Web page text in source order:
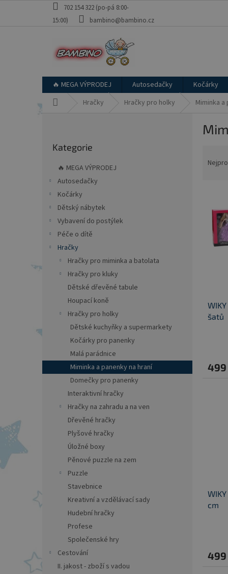
702 154 322 (po-pá 8:00-
15:00)
bambino@bambino.cz
🔥 MEGA VÝPRODEJ Autosedačky Kočárky
Hračky Hračky pro holky Miminka a
kategorie
Kategorie
🔥 MEGA VÝPRODEJ
Autosedačky
Kočárky
Dětský nábytek
Vybavení do postýlek
Péče o dítě
Hračky
Hračky pro miminka a batolata
Hračky pro kluky
Dětské dřevěné tabule
Houpací koně
Hračky pro holky
Dětské kuchyňky a supermarkety
Kočárky pro panenky
Malá parádnice
Miminka a panenky na hraní
Domečky pro panenky
Interaktivní hračky
Hračky na zahradu a na ven
Dřevěné hračky
Plyšové hračky
Úložné boxy
Pěnové puzzle na zem
Puzzle
Stavebnice
Kreativní a vzdělávací sady
Hudební hračky
Profese
Společenské hry
Cestování
II. jakost - zboží s vadou
šatů
499
cm
499